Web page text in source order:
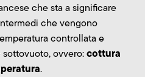
che sta a significare
che vengono
controllata e
ovvero:cottura
.